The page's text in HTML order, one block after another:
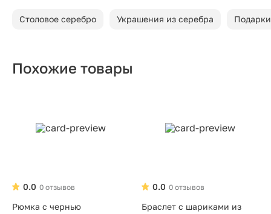
Столовое серебро Украшения из серебра
Похожие товары
0 отзывов
0.0
Рюмка с чернью
0 отзывов
0.0
Браслет с шариками из